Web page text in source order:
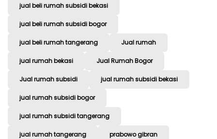
jual beli rumah subsidi bekasi
jual beli rumah subsidi bogor
jual beli rumah tangerang Jual rumah
jual rumah bekasi Jual Rumah Bogor
Jual rumah subsidi jual rumah subsidi bekasi
jual rumah subsidi bogor
jual rumah subsidi tangerang
jual rumah tangerang prabowo gibran